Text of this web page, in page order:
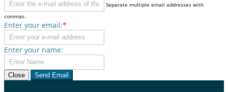
Separate multiple email addresses with
commas.
Enter your email:*
Enter your name:
Close Send Email